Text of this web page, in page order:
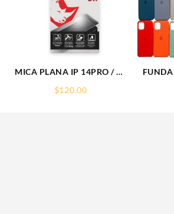
MICA PLANA IP 14PRO / 15
$120.00